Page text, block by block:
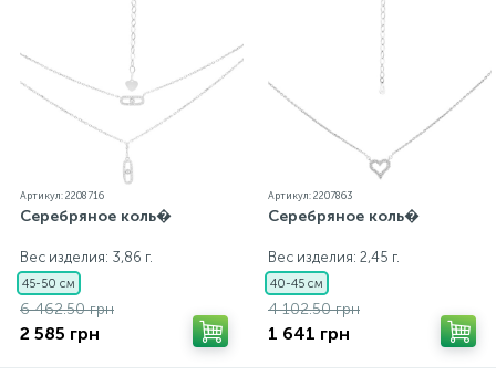
Артикул: 2208716
Серебряное коль�
Вес изделия: 3,86 г.
45-50 см
6 462.50 грн
2 585 грн
Артикул: 2207863
Серебряное коль�
Вес изделия: 2,45 г.
40-45 см
4 102.50 грн
1 641 грн